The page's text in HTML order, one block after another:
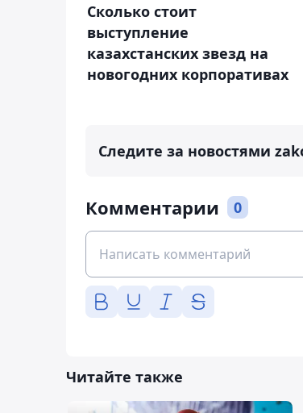
Сколько стоит
выступление
казахстанских звезд на
новогодних корпоративах
Следите за новостями
Комментарии 0
Читайте также